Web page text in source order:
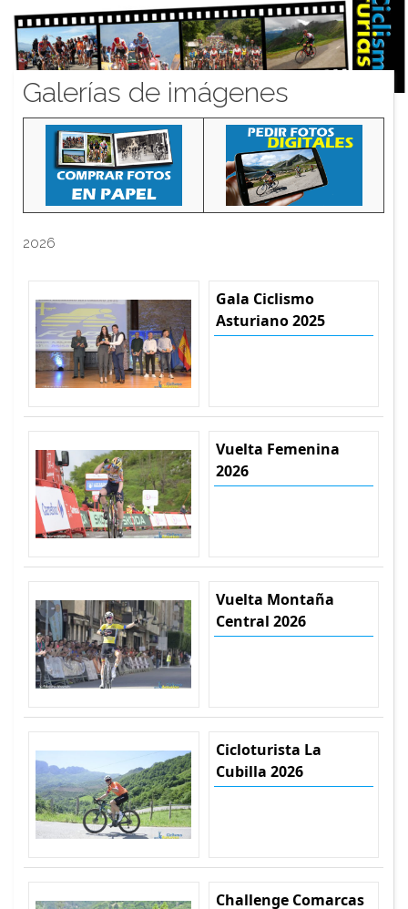
Galerías de imágenes
2026
Gala Ciclismo
Asturiano 2025
Vuelta Femenina
2026
Vuelta Montaña
Central 2026
Cicloturista La
Cubilla 2026
Challenge Comarcas